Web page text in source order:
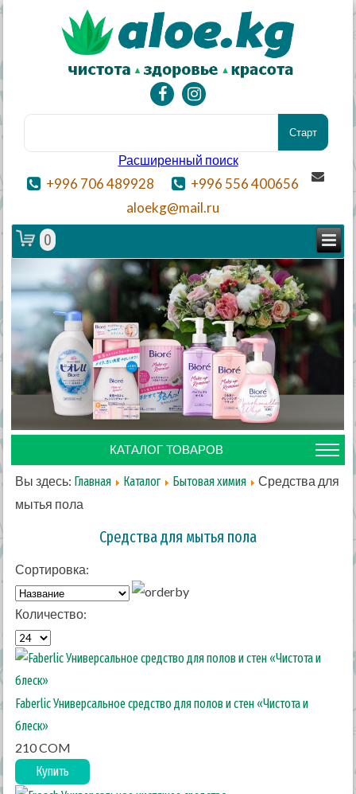
Расширенный поиск
+996 706 489928
+996 556 400656
aloekg@mail.ru
0
КАТАЛОГ ТОВАРОВ
Вы здесь: Главная Каталог Бытовая химия
Средства для
мытья пола
Средства для мытья пола
Сортировка:
Количество:
Faberlic Универсальное средство для полов и стен «Чистота и
блеск»
210 COM
Купить